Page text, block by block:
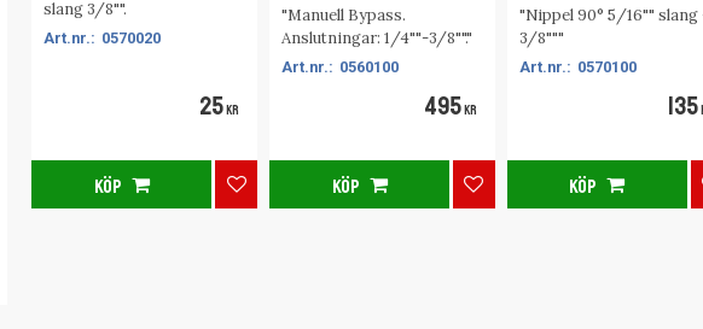
slang 3/8"".
0570020
25KR
Lägg till i favoriter
KÖP
"Manuell Bypass.
Anslutningar: 1/4""-3/8""."
0560100
495KR
Lägg till i favoriter
KÖP
"Nippel 90° 5/16"" slang
3/8"""
0570100
135
KÖP